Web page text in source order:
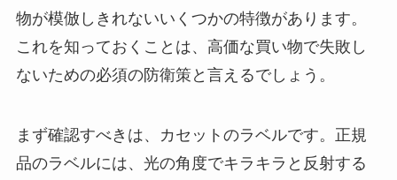
物が模倣しきれないいくつかの特徴があります。
これを知っておくことは、高価な買い物で失敗し
ないための必須の防衛策と言えるでしょう。
まず確認すべきは、カセットのラベルです。正規
品のラベルには、光の角度でキラキラと反射する